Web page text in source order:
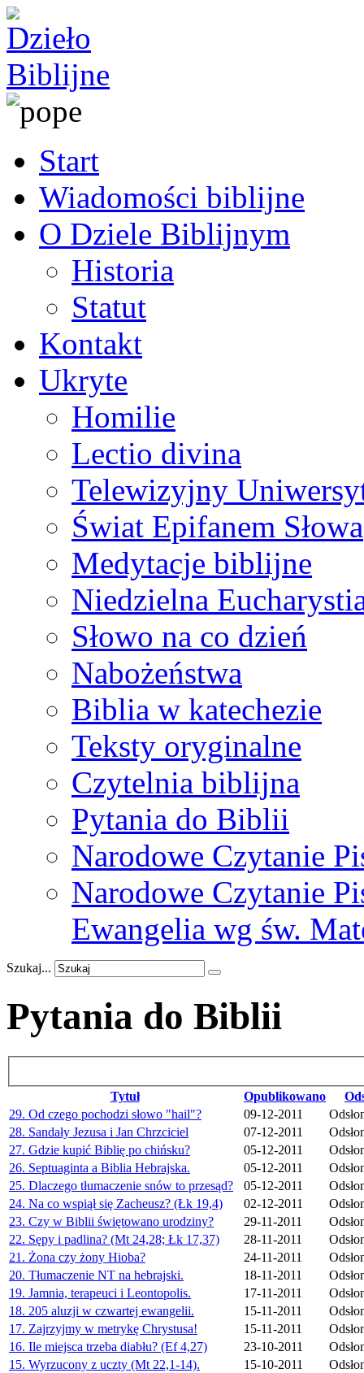
Start
Wiadomości biblijne
O Dziele Biblijnym
Historia
Statut
Kontakt
Ukryte
Homilie
Lectio divina
Telewizyjny
Świat Epifanem Słowa
Medytacje biblijne
Niedzielna
Słowo na co dzień
Nabożeństwa
Biblia w katechezie
Teksty oryginalne
Czytelnia biblijna
Pytania do Biblii
Narodowe Czytanie
Narodowe Czytanie
Ewangelia wg św.
Szukaj...
Pytania do Biblii
Tytuł Opublikowano
29. Od czego pochodzi słowo "hail"?
09-12-2011
28. Sandały Jezusa i Jan Chrzciciel
07-12-2011
27. Gdzie kupić Biblię po chińsku?
05-12-2011
26. Septuaginta a Biblia Hebrajska.
05-12-2011
25. Dlaczego tłumaczenie snów to przesąd?
05-12-2011
24. Na co wspiął się Zacheusz? (Łk 19,4)
02-12-2011
23. Czy w Biblii świętowano urodziny?
29-11-2011
22. Sępy i padlina? (Mt 24,28; Łk 17,37)
28-11-2011
21. Żona czy żony Hioba?
24-11-2011
20. Tłumaczenie NT na hebrajski.
18-11-2011
19. Jamnia, terapeuci i Leontopolis.
17-11-2011
18. 205 aluzji w czwartej ewangelii.
15-11-2011
17. Zajrzyjmy w metrykę Chrystusa!
15-11-2011
16. Ile miejsca trzeba diabłu? (Ef 4,27)
23-10-2011
15. Wyrzucony z uczty (Mt 22,1-14).
15-10-2011